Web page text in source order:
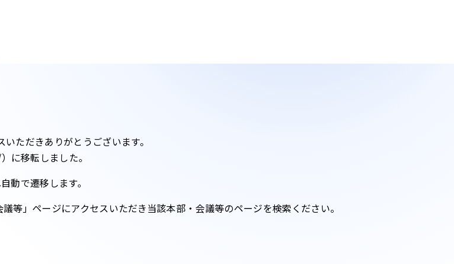
ただきありがとうございます。
に移転しました。​
動で遷移します。​
等」ページにアクセスいただき当該本部・会議等のページを検索ください。​